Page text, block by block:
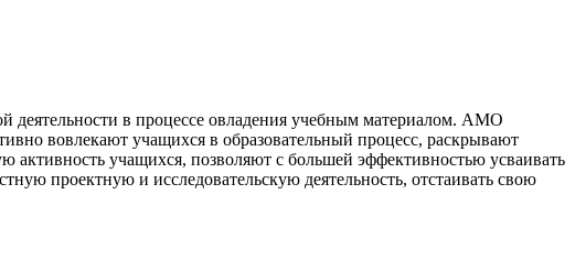
деятельности в процессе овладения учебным материалом. АМО
вовлекают учащихся в образовательный процесс, раскрывают
учащихся, позволяют с большей эффективностью усваивать
проектную и исследовательскую деятельность, отстаивать свою